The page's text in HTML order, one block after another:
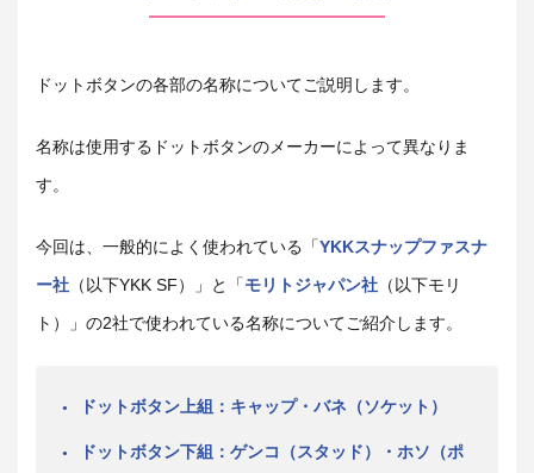
ドットボタンの各部の名称についてご説明します。
名称は使用するドットボタンのメーカーによって異なりま
す。
今回は、一般的によく使われている「YKKスナップファスナ
ー社 （以下YKK SF）」と「モリトジャパン社 （以下モリ
ト）」の2社で使われている名称についてご紹介します。
ドットボタン上組：キャップ・バネ（ソケット）
ドットボタン下組：ゲンコ（スタッド）・ホソ（ポ